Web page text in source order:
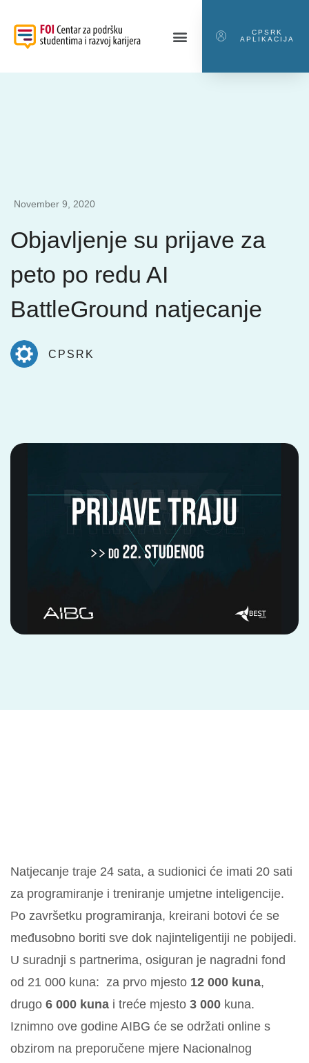
CPSRK
APLIKACIJA
November 9, 2020
Objavljenje su prijave za
peto po redu AI
BattleGround natjecanje
CPSRK
Natjecanje traje 24 sata, a sudionici će imati 20 sati
za programiranje i treniranje umjetne inteligencije.
Po završetku programiranja, kreirani botovi će se
međusobno boriti sve dok najinteligentiji ne pobijedi.
U suradnji s partnerima, osiguran je nagradni fond
od 21 000 kuna: za prvo mjesto 12 000 kuna,
drugo 6 000 kuna i treće mjesto 3 000 kuna.
Iznimno ove godine AIBG će se održati online s
obzirom na preporučene mjere Nacionalnog